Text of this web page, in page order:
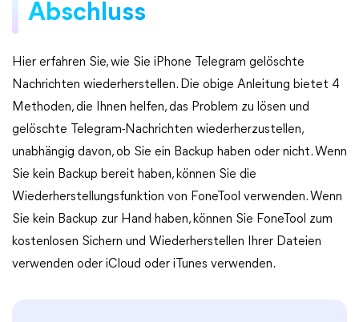
Abschluss
Hier erfahren Sie, wie Sie iPhone Telegram gelöschte
Nachrichten wiederherstellen. Die obige Anleitung bietet 4
Methoden, die Ihnen helfen, das Problem zu lösen und
gelöschte Telegram-Nachrichten wiederherzustellen,
unabhängig davon, ob Sie ein Backup haben oder nicht. Wenn
Sie kein Backup bereit haben, können Sie die
Wiederherstellungsfunktion von FoneTool verwenden. Wenn
Sie kein Backup zur Hand haben, können Sie FoneTool zum
kostenlosen Sichern und Wiederherstellen Ihrer Dateien
verwenden oder iCloud oder iTunes verwenden.